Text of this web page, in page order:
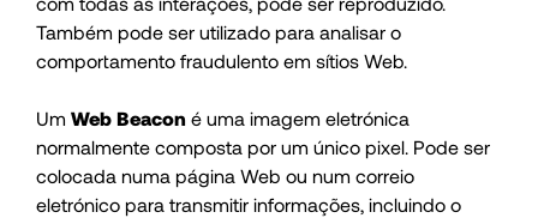
Também pode ser utilizado para analisar o
comportamento fraudulento em sítios Web.
Um Web Beacon é uma imagem eletrónica
normalmente composta por um único pixel. Pode ser
colocada numa página Web ou num correio
eletrónico para transmitir informações, incluindo o